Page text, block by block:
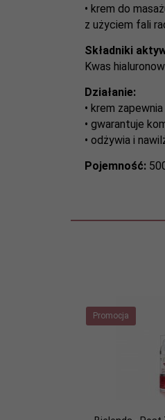
• krem do
z użyciem fali
Składniki
Kwas
Działanie:
• krem
• gwarantuje
• odżywia i
Pojemność:
Promocja